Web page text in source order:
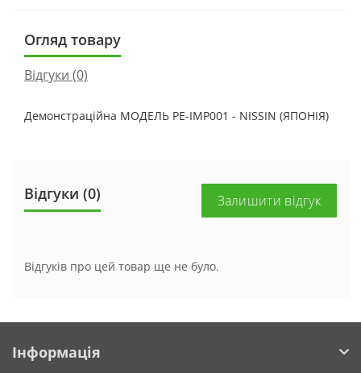
Огляд товару
Відгуки (0)
Демонстраційна МОДЕЛЬ PE-IMP001 - NISSIN (ЯПОНІЯ)
Відгуки (0) Залишити відгук
Відгуків про цей товар ще не було.
Інформація